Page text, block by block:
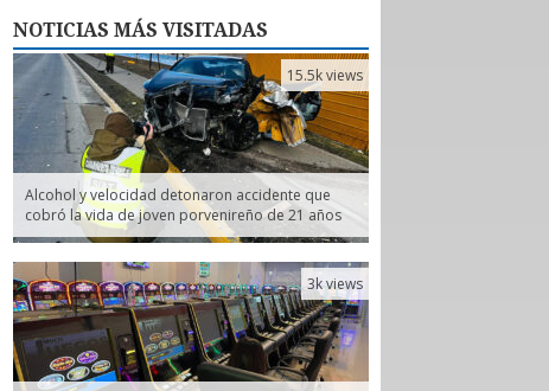
NOTICIAS MÁS VISITADAS
Alcohol y velocidad detonaron accidente que
cobró la vida de joven porvenireño de 21 años
15.5k views
3k views